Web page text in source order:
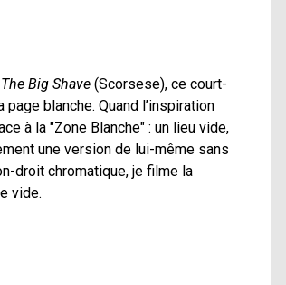
The Big Shave (Scorsese), ce court-
blanche. Quand l’inspiration
à la "Zone Blanche" : un lieu vide,
une version de lui-même sans
droit chromatique, je filme la
vide.